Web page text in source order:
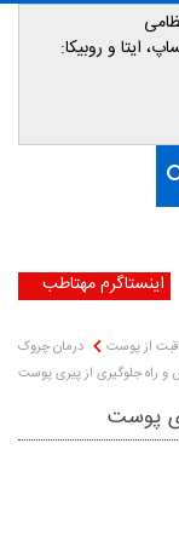
ایتا و روبیکا:
اینستاگرم مهتاطب
از پوست
درمان چروک
و راه جلوگیری از پیری پوست
پوست